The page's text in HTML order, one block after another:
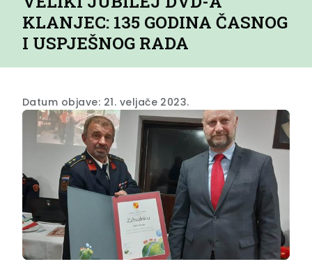
KLANJEC: 135 GODINA ČASNOG
I USPJEŠNOG RADA
Datum objave: 21. veljače 2023.